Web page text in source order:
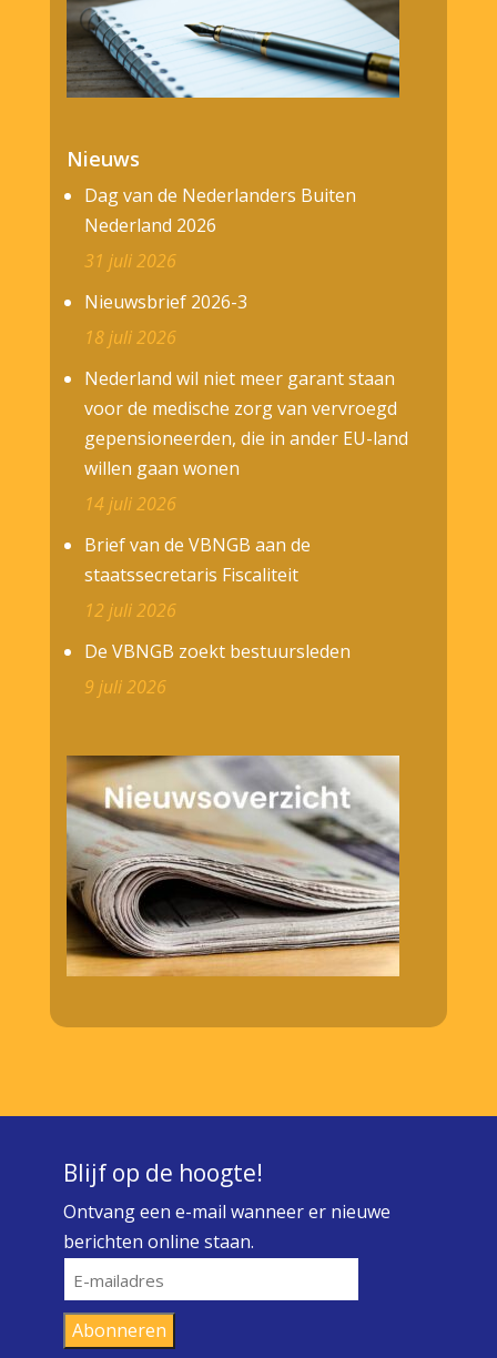
Nieuws
Dag van de Nederlanders Buiten
Nederland 2026
31 juli 2026
Nieuwsbrief 2026-3
18 juli 2026
Nederland wil niet meer garant staan
voor de medische zorg van vervroegd
gepensioneerden, die in ander EU-land
willen gaan wonen
14 juli 2026
Brief van de VBNGB aan de
staatssecretaris Fiscaliteit
12 juli 2026
De VBNGB zoekt bestuursleden
9 juli 2026
Blijf op de hoogte!
Ontvang een e-mail wanneer er nieuwe
berichten online staan.
E-
mailadres
Abonneren